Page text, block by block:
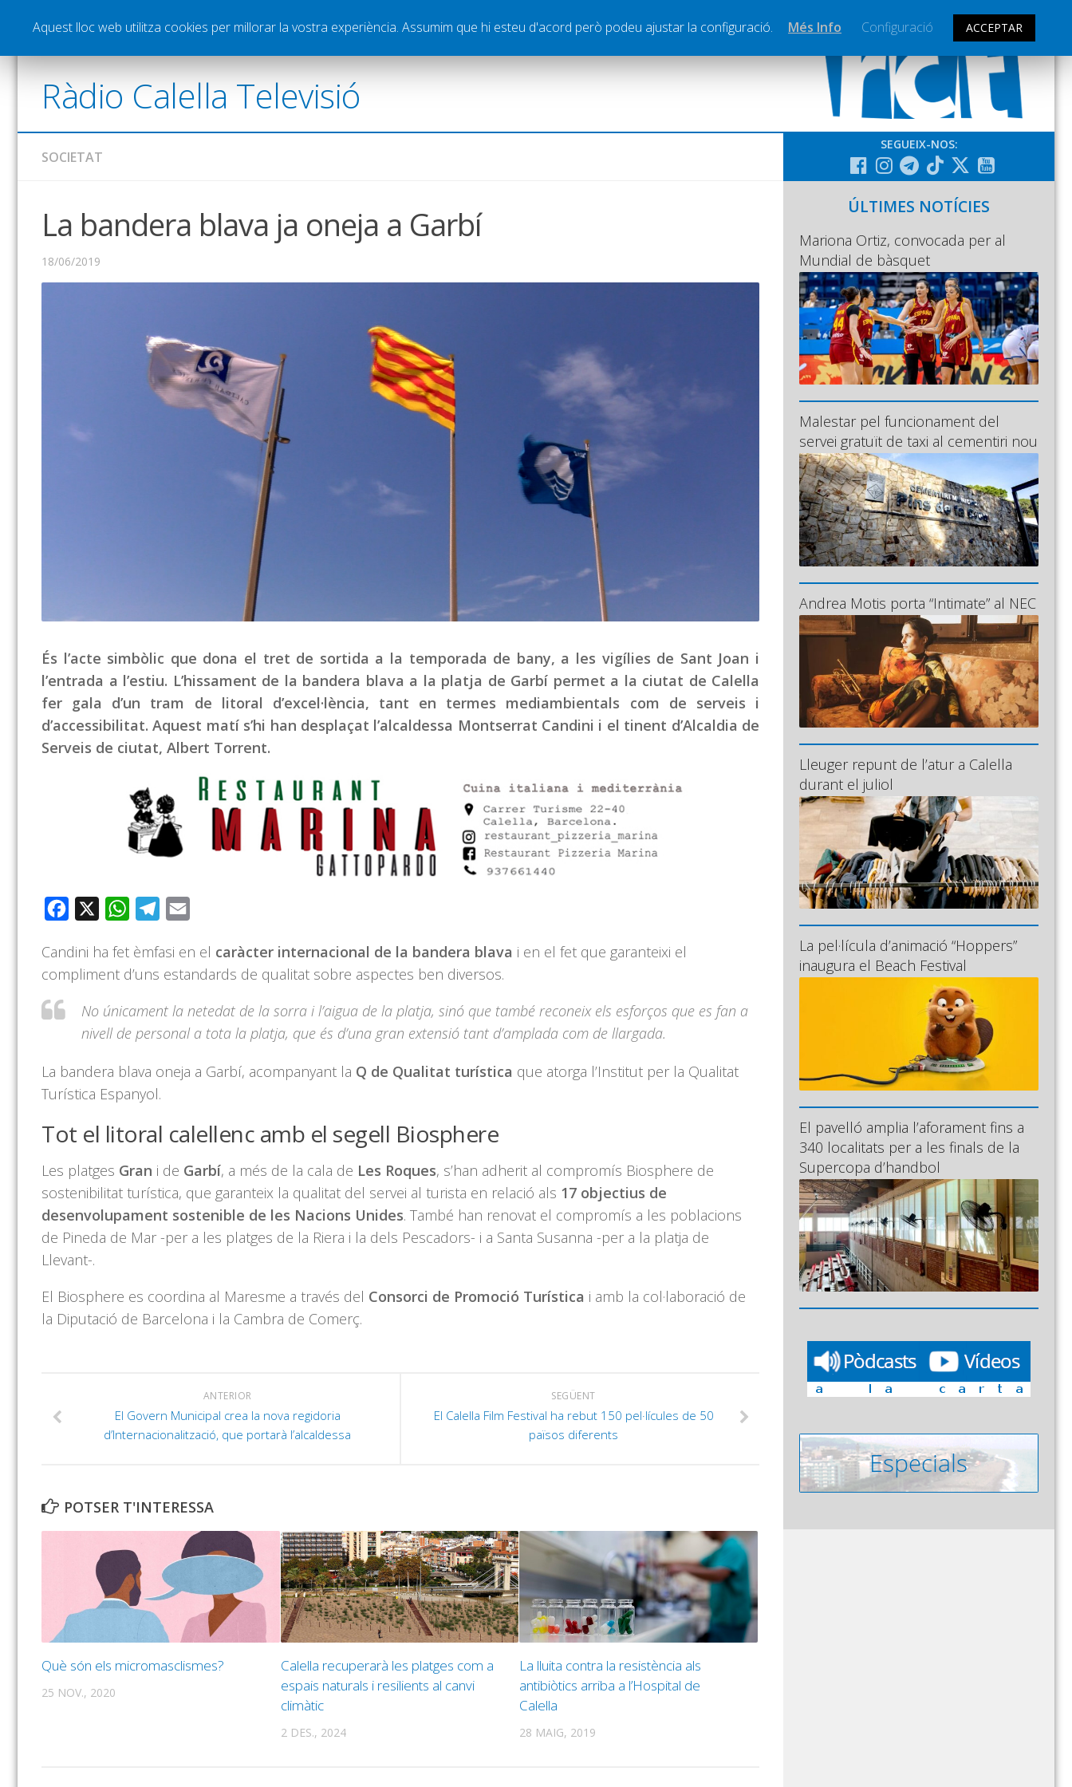
Notícies Esports Pòdcasts Vídeos Graella Publicitat Contacte
Ràdio Calella Televisió
SOCIETAT
La bandera blava ja oneja a Garbí
18/06/2019
És l’acte simbòlic que dona el tret de sortida a la temporada de bany, a les vigílies de Sant Joan i
l’entrada a l’estiu. L’hissament de la bandera blava a la platja de Garbí permet a la ciutat de Calella
fer gala d’un tram de litoral d’excel·lència, tant en termes mediambientals com de serveis i
d’accessibilitat. Aquest matí s’hi han desplaçat l’alcaldessa Montserrat Candini i el tinent d’Alcaldia de
Serveis de ciutat, Albert Torrent.
Facebook WhatsAppTelegram
Candini ha fet èmfasi en el caràcter internacional de la bandera blava i en el fet que garanteixi el
compliment d’uns estandards de qualitat sobre aspectes ben diversos.
No únicament la netedat de la sorra i l’aigua de la platja, sinó que també reconeix els esforços que es fan a
nivell de personal a tota la platja, que és d’una gran extensió tant d’amplada com de llargada.
La bandera blava oneja a Garbí, acompanyant la Q de Qualitat turística que atorga l’Institut per la Qualitat
Turística Espanyol.
Tot el litoral calellenc amb el segell Biosphere
Les platges Gran i de Garbí, a més de la cala de Les Roques, s’han adherit al compromís Biosphere de
sostenibilitat turística, que garanteix la qualitat del servei al turista en relació als 17 objectius de
desenvolupament sostenible de les Nacions Unides. També han renovat el compromís a les poblacions
de Pineda de Mar -per a les platges de la Riera i la dels Pescadors- i a Santa Susanna -per a la platja de
Llevant-.
El Biosphere es coordina al Maresme a través del Consorci de Promoció Turística i amb la col·laboració de
la Diputació de Barcelona i la Cambra de Comerç.
SEGÜENT
El Calella Film Festival ha rebut 150 pel·lícules de 50
països diferents
ANTERIOR
El Govern Municipal crea la nova regidoria
d’Internacionalització, que portarà l’alcaldessa
POTSER T'INTERESSA
Què són els micromasclismes?
25 NOV., 2020
Calella recuperarà les platges com a
espais naturals i resilients al canvi
climàtic
2 DES., 2024
La lluita contra la resistència als
antibiòtics arriba a l’Hospital de
Calella
28 MAIG, 2019
SEGUEIX-NOS:
ÚLTIMES NOTÍCIES
Mariona Ortiz, convocada per al
Mundial de bàsquet
Malestar pel funcionament del
servei gratuït de taxi al cementiri nou
Andrea Motis porta “Intimate” al NEC
Lleuger repunt de l’atur a Calella
durant el juliol
La pel·lícula d’animació “Hoppers”
inaugura el Beach Festival
El pavelló amplia l’aforament fins a
340 localitats per a les finals de la
Supercopa d’handbol
Aquest lloc web utilitza cookies per millorar la vostra experiència. Assumim que hi esteu d'acord però podeu ajustar la configuració. Més Info Configuració ACCEPTAR